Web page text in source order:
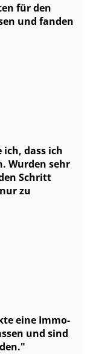
für den
und fanden
dass ich
Wurden sehr
Schritt
zu
eine Im­mo­
und sind